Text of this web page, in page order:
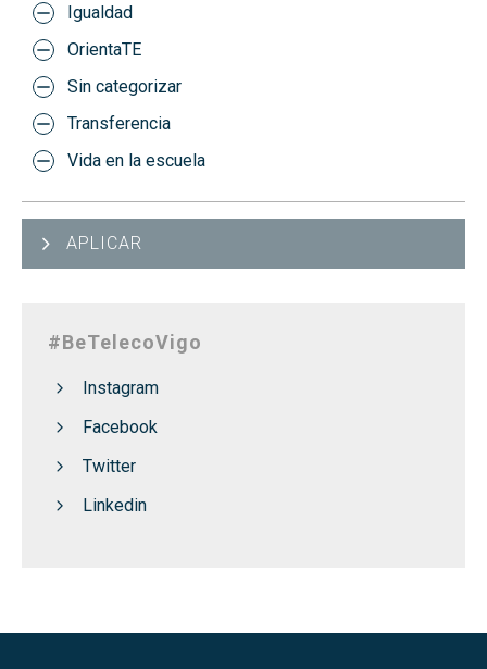
Igualdad
OrientaTE
Sin categorizar
Transferencia
Vida en la escuela
APLICAR
#BeTelecoVigo
Instagram
Facebook
Twitter
Linkedin